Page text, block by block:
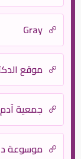
Gray
موقع
جمعية
موسوعة